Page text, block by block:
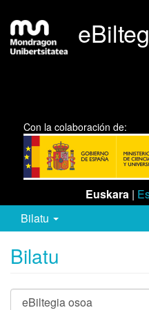
Con la colaboración de:
Euskara |
Bilatu
Bilatu